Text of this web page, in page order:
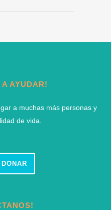
A AYUDAR!
a muchas más personas y
de vida.